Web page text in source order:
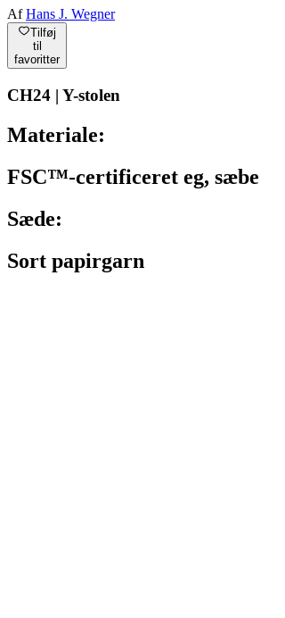
AfHans J. Wegner
Tilføj
til
favoritter
CH24 | Y-stolen
Materiale:
FSC™-certificeret eg, sæbe
Sæde:
Sort papirgarn